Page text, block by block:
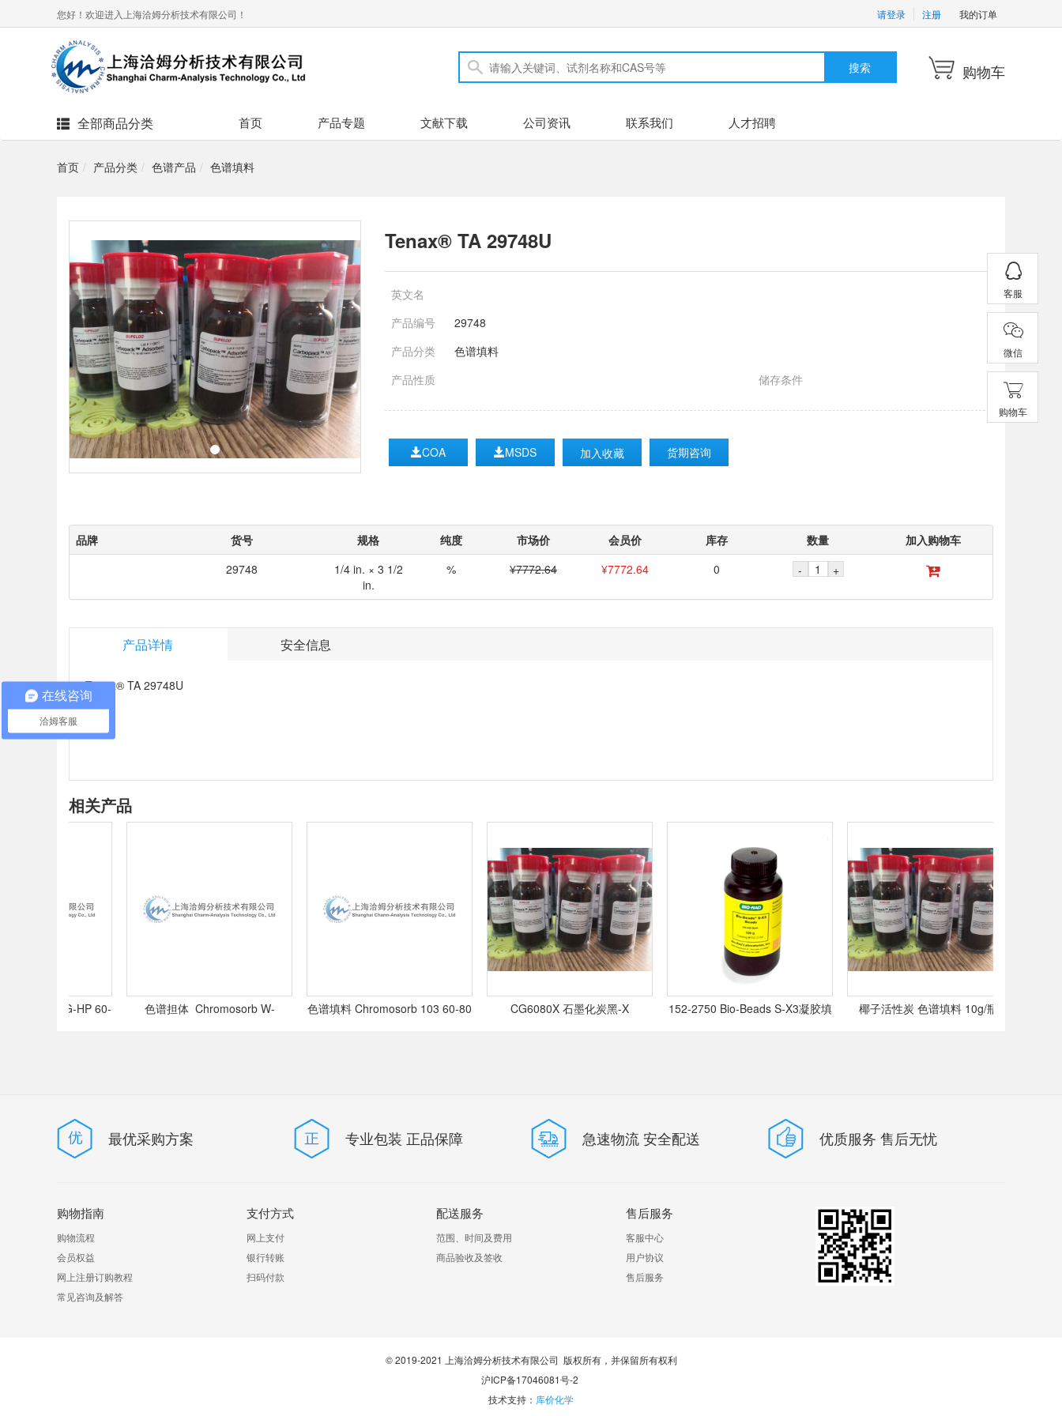
您好！欢迎进入上海洽姆分析技术有限公司！ 请登录 注册 我的订单
搜索 购物车
全部商品分类 首页 产品专题 文献下载 公司资讯 联系我们 人才招聘
首页 产品分类 色谱产品 色谱填料
Tenax® TA 29748U
英文名
产品编号
29748
产品分类
色谱填料
产品性质
储存条件
COA MSDS 加入收藏 货期咨询
品牌 货号 规格 纯度 市场价 会员价 库存 数量
加入购物车
29748
1/4 in. × 3 1/2
in.
% ¥7772.64 ¥7772.64 0 - +
产品详情 安全信息
Tenax® TA 29748U
相关产品
G-HP 60-
色谱担体 Chromosorb W-
色谱填料 Chromosorb 103 60-80
CG6080X 石墨化炭黑-X
152-2750 Bio-Beads S-X3凝胶填
椰子活性炭 色谱填料 10g/瓶,
最优采购方案 专业包装 正品保障 急速物流 安全配送 优质服务 售后无忧
购物指南
购物流程
会员权益
网上注册订购教程
常见咨询及解答
支付方式
网上支付
银行转账
扫码付款
配送服务
范围、时间及费用
商品验收及签收
售后服务
客服中心
用户协议
售后服务
​© 2019-2021 上海洽姆分析技术有限公司 版权所有，并保留所有权利
沪ICP备17046081号-2
技术支持： 库价化学
客服
微信
购物车
在线咨询
洽姆客服